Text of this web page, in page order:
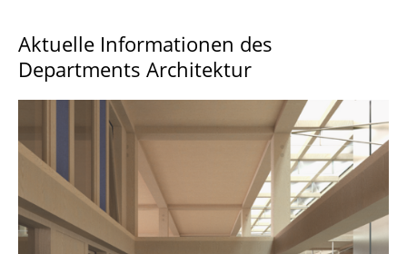
Aktuelle Informationen des
Departments Architektur